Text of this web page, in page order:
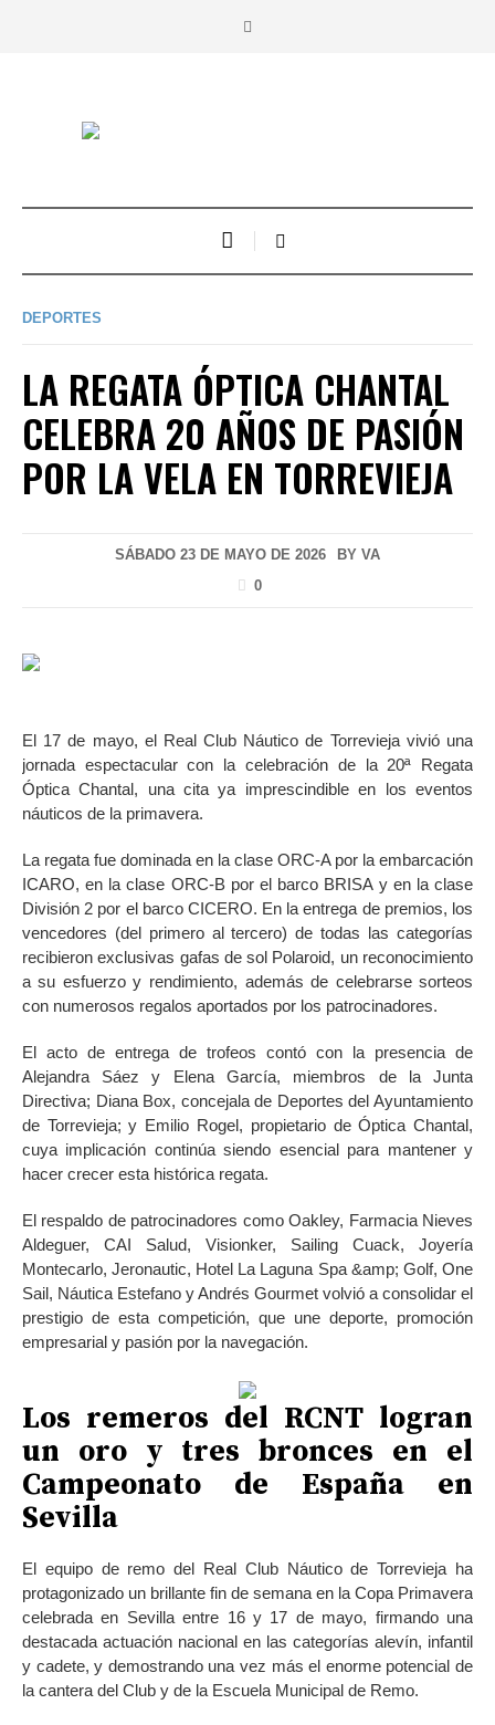
DEPORTES
LA REGATA ÓPTICA CHANTAL
CELEBRA 20 AÑOS DE PASIÓN
POR LA VELA EN TORREVIEJA
SÁBADO 23 DE MAYO DE 2026 BY VA
0
El 17 de mayo, el Real Club Náutico de Torrevieja vivió una
jornada espectacular con la celebración de la 20ª Regata
Óptica Chantal, una cita ya imprescindible en los eventos
náuticos de la primavera.
La regata fue dominada en la clase ORC-A por la embarcación
ICARO, en la clase ORC-B por el barco BRISA y en la clase
División 2 por el barco CICERO. En la entrega de premios, los
vencedores (del primero al tercero) de todas las categorías
recibieron exclusivas gafas de sol Polaroid, un reconocimiento
a su esfuerzo y rendimiento, además de celebrarse sorteos
con numerosos regalos aportados por los patrocinadores.
El acto de entrega de trofeos contó con la presencia de
Alejandra Sáez y Elena García, miembros de la Junta
Directiva; Diana Box, concejala de Deportes del Ayuntamiento
de Torrevieja; y Emilio Rogel, propietario de Óptica Chantal,
cuya implicación continúa siendo esencial para mantener y
hacer crecer esta histórica regata.
El respaldo de patrocinadores como Oakley, Farmacia Nieves
Aldeguer, CAI Salud, Visionker, Sailing Cuack, Joyería
Montecarlo, Jeronautic, Hotel La Laguna Spa &amp; Golf, One
Sail, Náutica Estefano y Andrés Gourmet volvió a consolidar el
prestigio de esta competición, que une deporte, promoción
empresarial y pasión por la navegación.
Los remeros del RCNT logran
un oro y tres bronces en el
Campeonato de España en
Sevilla
El equipo de remo del Real Club Náutico de Torrevieja ha
protagonizado un brillante fin de semana en la Copa Primavera
celebrada en Sevilla entre 16 y 17 de mayo, firmando una
destacada actuación nacional en las categorías alevín, infantil
y cadete, y demostrando una vez más el enorme potencial de
la cantera del Club y de la Escuela Municipal de Remo.